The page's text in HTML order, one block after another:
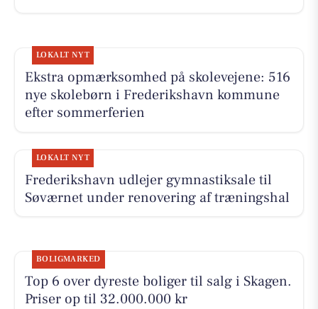
LOKALT NYT
Ekstra opmærksomhed på skolevejene: 516
nye skolebørn i Frederikshavn kommune
efter sommerferien
LOKALT NYT
Frederikshavn udlejer gymnastiksale til
Søværnet under renovering af træningshal
BOLIGMARKED
Top 6 over dyreste boliger til salg i Skagen.
Priser op til 32.000.000 kr